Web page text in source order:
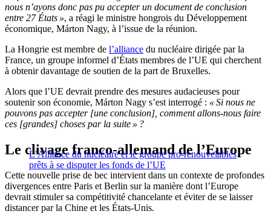
nous n’ayons donc pas pu accepter un document de conclusion
entre 27 États », a réagi le ministre hongrois du Développement
économique, Márton Nagy, à l’issue de la réunion.
La Hongrie est membre de l’alliance du nucléaire dirigée par la
France, un groupe informel d’États membres de l’UE qui cherchent
à obtenir davantage de soutien de la part de Bruxelles.
Alors que l’UE devrait prendre des mesures audacieuses pour
soutenir son économie, Márton Nagy s’est interrogé : « Si nous ne
pouvons pas accepter [une conclusion], comment allons-nous faire
ces [grandes] choses par la suite » ?
L’Alliance du nucléaire et le groupe pro-renouvelables
prêts à se disputer les fonds de l’UE
Le clivage franco-allemand de l’Europe
Cette nouvelle prise de bec intervient dans un contexte de profondes
divergences entre Paris et Berlin sur la manière dont l’Europe
devrait stimuler sa compétitivité chancelante et éviter de se laisser
distancer par la Chine et les États-Unis.